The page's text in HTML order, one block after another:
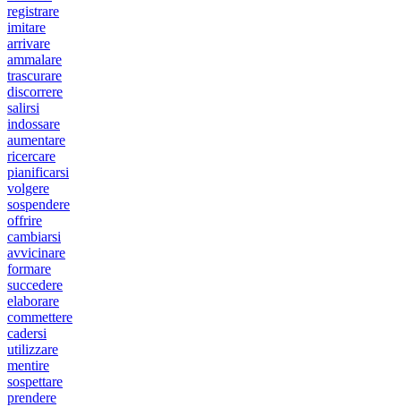
registrare
imitare
arrivare
ammalare
trascurare
discorrere
salirsi
indossare
aumentare
ricercare
pianificarsi
volgere
sospendere
offrire
cambiarsi
avvicinare
formare
succedere
elaborare
commettere
cadersi
utilizzare
mentire
sospettare
prendere